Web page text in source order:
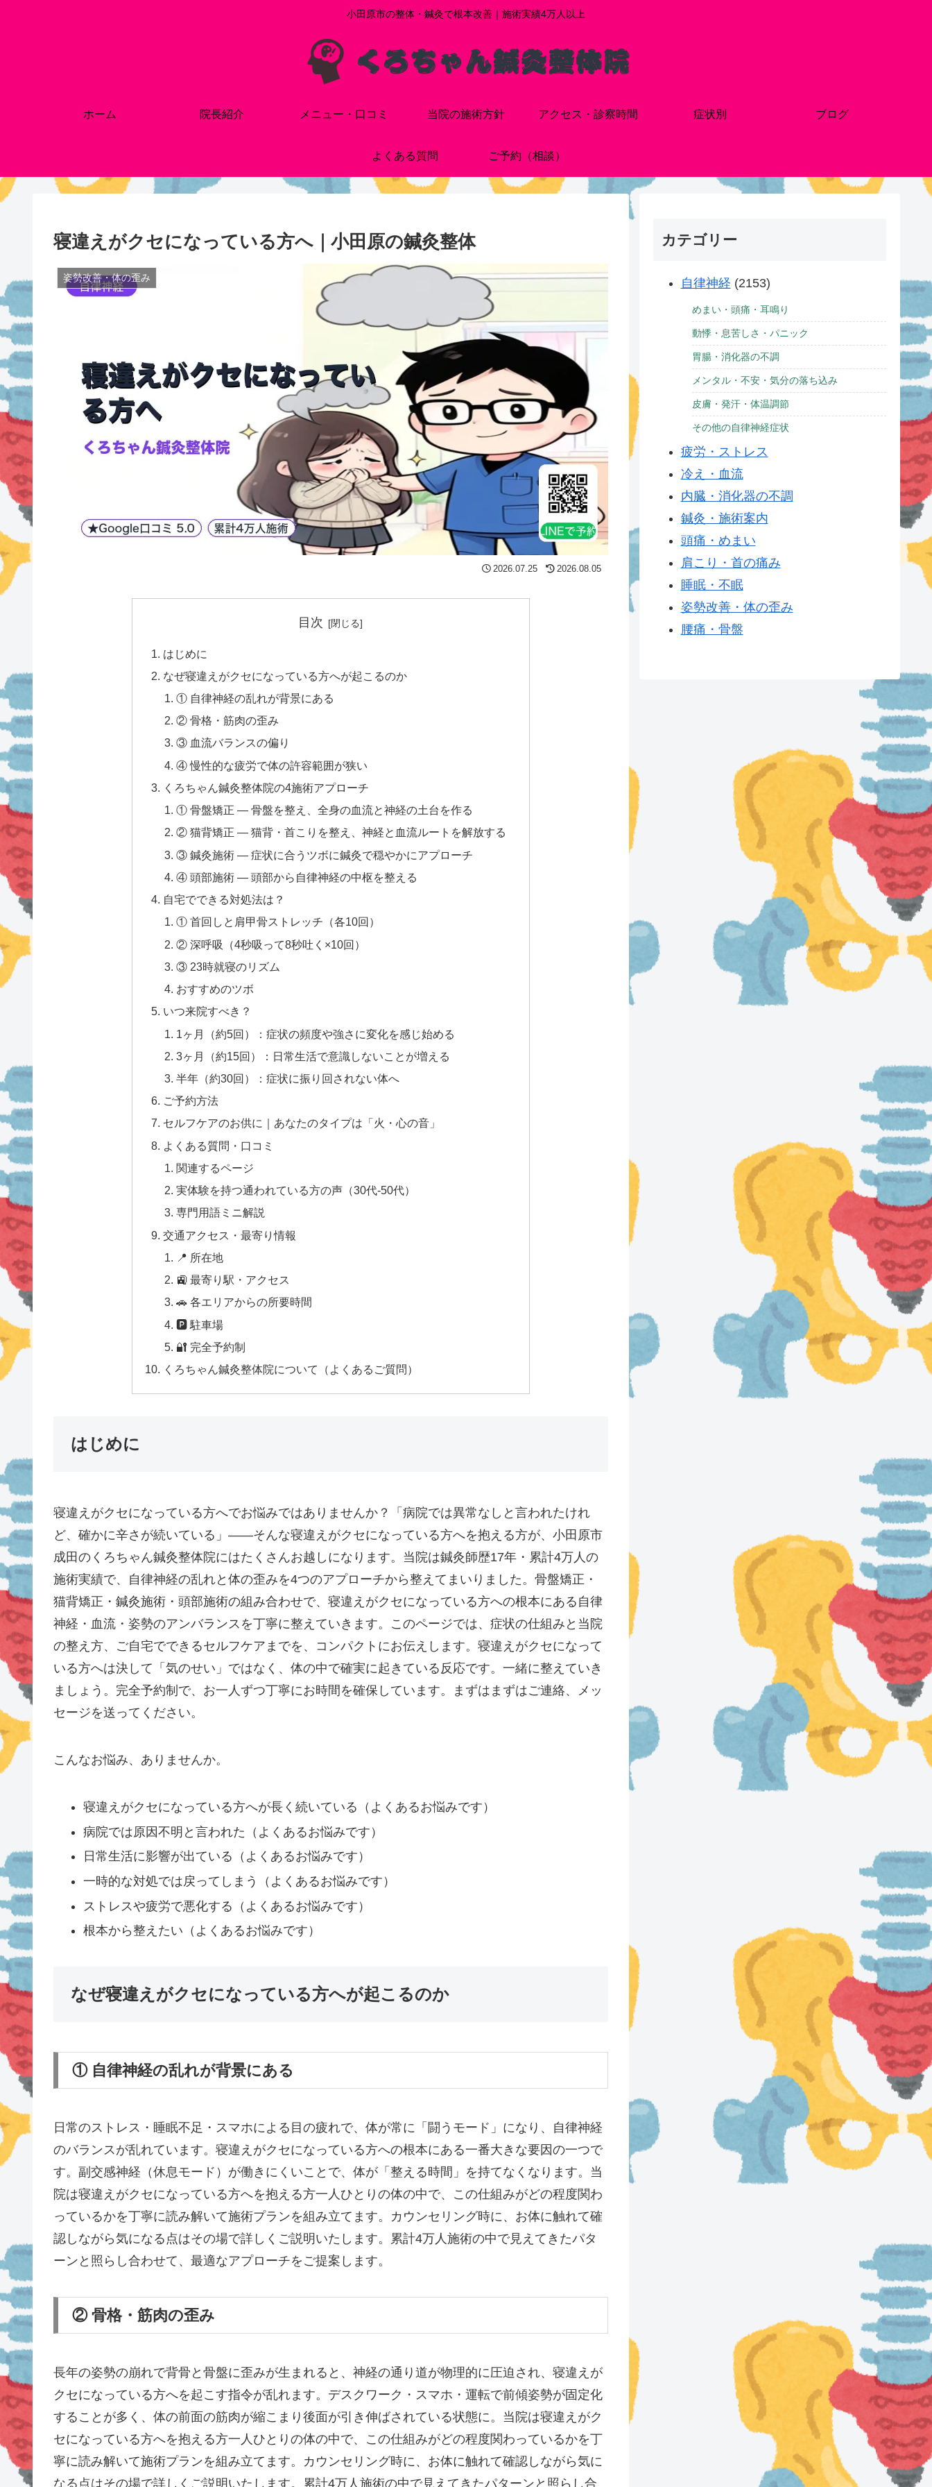
小田原市の整体・鍼灸で根本改善｜施術実績4万人以上
ホーム 院長紹介 メニュー・口コミ 当院の施術方針 アクセス・診察時間 症状別 ブログ
よくある質問 ご予約（相談）
寝違えがクセになっている方へ｜小田原の鍼灸整体
姿勢改善・体の歪み
2026.07.25 2026.08.05
目次
はじめに
なぜ寝違えがクセになっている方へが起こるのか
① 自律神経の乱れが背景にある
② 骨格・筋肉の歪み
③ 血流バランスの偏り
④ 慢性的な疲労で体の許容範囲が狭い
くろちゃん鍼灸整体院の4施術アプローチ
① 骨盤矯正 — 骨盤を整え、全身の血流と神経の土台を作る
② 猫背矯正 — 猫背・首こりを整え、神経と血流ルートを解放する
③ 鍼灸施術 — 症状に合うツボに鍼灸で穏やかにアプローチ
④ 頭部施術 — 頭部から自律神経の中枢を整える
自宅でできる対処法は？
① 首回しと肩甲骨ストレッチ（各10回）
② 深呼吸（4秒吸って8秒吐く×10回）
③ 23時就寝のリズム
おすすめのツボ
いつ来院すべき？
1ヶ月（約5回）：症状の頻度や強さに変化を感じ始める
3ヶ月（約15回）：日常生活で意識しないことが増える
半年（約30回）：症状に振り回されない体へ
ご予約方法
セルフケアのお供に｜あなたのタイプは「火・心の音」
よくある質問・口コミ
関連するページ
実体験を持つ通われている方の声（30代-50代）
専門用語ミニ解説
交通アクセス・最寄り情報
📍 所在地
🚉 最寄り駅・アクセス
🚗 各エリアからの所要時間
🅿 駐車場
🔐 完全予約制
くろちゃん鍼灸整体院について（よくあるご質問）
はじめに
寝違えがクセになっている方へでお悩みではありませんか？「病院では異常なしと言われたけれ
ど、確かに辛さが続いている」——そんな寝違えがクセになっている方へを抱える方が、小田原市
成田のくろちゃん鍼灸整体院にはたくさんお越しになります。当院は鍼灸師歴17年・累計4万人の
施術実績で、自律神経の乱れと体の歪みを4つのアプローチから整えてまいりました。骨盤矯正・
猫背矯正・鍼灸施術・頭部施術の組み合わせで、寝違えがクセになっている方への根本にある自律
神経・血流・姿勢のアンバランスを丁寧に整えていきます。このページでは、症状の仕組みと当院
の整え方、ご自宅でできるセルフケアまでを、コンパクトにお伝えします。寝違えがクセになって
いる方へは決して「気のせい」ではなく、体の中で確実に起きている反応です。一緒に整えていき
ましょう。完全予約制で、お一人ずつ丁寧にお時間を確保しています。まずはまずはご連絡、メッ
セージを送ってください。
こんなお悩み、ありませんか。
寝違えがクセになっている方へが長く続いている（よくあるお悩みです）
病院では原因不明と言われた（よくあるお悩みです）
日常生活に影響が出ている（よくあるお悩みです）
一時的な対処では戻ってしまう（よくあるお悩みです）
ストレスや疲労で悪化する（よくあるお悩みです）
根本から整えたい（よくあるお悩みです）
なぜ寝違えがクセになっている方へが起こるのか
① 自律神経の乱れが背景にある
日常のストレス・睡眠不足・スマホによる目の疲れで、体が常に「闘うモード」になり、自律神経
のバランスが乱れています。寝違えがクセになっている方への根本にある一番大きな要因の一つで
す。副交感神経（休息モード）が働きにくいことで、体が「整える時間」を持てなくなります。当
院は寝違えがクセになっている方へを抱える方一人ひとりの体の中で、この仕組みがどの程度関わ
っているかを丁寧に読み解いて施術プランを組み立てます。カウンセリング時に、お体に触れて確
認しながら気になる点はその場で詳しくご説明いたします。累計4万人施術の中で見えてきたパタ
ーンと照らし合わせて、最適なアプローチをご提案します。
② 骨格・筋肉の歪み
長年の姿勢の崩れで背骨と骨盤に歪みが生まれると、神経の通り道が物理的に圧迫され、寝違えが
クセになっている方へを起こす指令が乱れます。デスクワーク・スマホ・運転で前傾姿勢が固定化
することが多く、体の前面の筋肉が縮こまり後面が引き伸ばされている状態に。当院は寝違えがク
セになっている方へを抱える方一人ひとりの体の中で、この仕組みがどの程度関わっているかを丁
寧に読み解いて施術プランを組み立てます。カウンセリング時に、お体に触れて確認しながら気に
なる点はその場で詳しくご説明いたします。累計4万人施術の中で見えてきたパターンと照らし合
カテゴリー
自律神経 (2153)
めまい・頭痛・耳鳴り
動悸・息苦しさ・パニック
胃腸・消化器の不調
メンタル・不安・気分の落ち込み
皮膚・発汗・体温調節
その他の自律神経症状
疲労・ストレス
冷え・血流
内臓・消化器の不調
鍼灸・施術案内
頭痛・めまい
肩こり・首の痛み
睡眠・不眠
姿勢改善・体の歪み
腰痛・骨盤